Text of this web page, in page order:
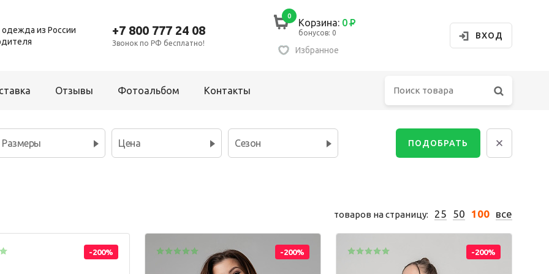
из России
+7 800 777 24 08
Звонок по РФ бесплатно!
0
Корзина: 0Р
бонусов: 0
Избранное
ВХОД
Отзывы Фотоальбом Контакты
Фартук школьный
Для мальчиков
Пижама
Размеры Цена Сезон ПОДОБРАТЬ
товаров на страницу: 25 50 100 все
-200% -200% -200%